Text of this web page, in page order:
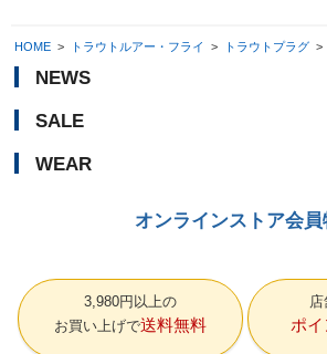
HOME > トラウトルアー・フライ > トラウトプラグ >
NEWS
SALE
WEAR
オンラインストア会員
3,980円以上の
お買い上げで送料無料 ポイ